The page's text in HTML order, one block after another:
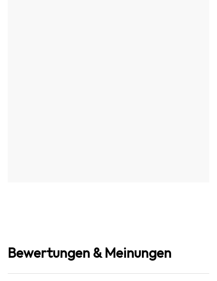
Bewertungen & Meinungen